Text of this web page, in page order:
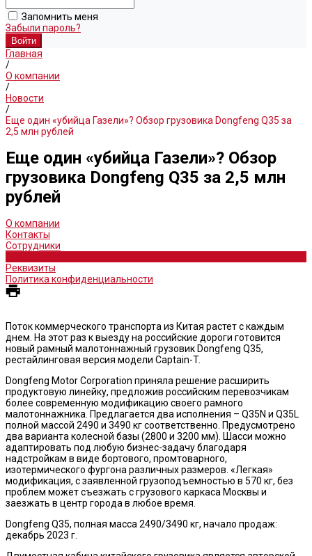
Запомнить меня
Забыли пароль?
Главная
/
О компании
/
Новости
/
Еще один «убийца Газели»? Обзор грузовика Dongfeng Q35 за
2,5 млн рублей
Еще один «убийца Газели»? Обзор
грузовика Dongfeng Q35 за 2,5 млн
рублей
О компании
Контакты
Сотрудники
Реквизиты
Политика конфиденциальности
Поток коммерческого транспорта из Китая растет с каждым
днем. На этот раз к выезду на российские дороги готовится
новый рамный малотоннажный грузовик Dongfeng Q35,
рестайлинговая версия модели Captain-T.
Dongfeng Motor Corporation приняла решение расширить
продуктовую линейку, предложив российским перевозчикам
более современную модификацию своего рамного
малотоннажника. Предлагается два исполнения – Q35N и Q35L
полной массой 2490 и 3490 кг соответственно. Предусмотрено
два варианта колесной базы (2800 и 3200 мм). Шасси можно
адаптировать под любую бизнес-задачу благодаря
надстройкам в виде бортового, промтоварного,
изотермического фургона различных размеров. «Легкая»
модификация, с заявленной грузоподъемностью в 570 кг, без
проблем может съезжать с грузового каркаса Москвы и
заезжать в центр города в любое время.
Dongfeng Q35, полная масса 2490/3490 кг, начало продаж:
декабрь 2023 г.